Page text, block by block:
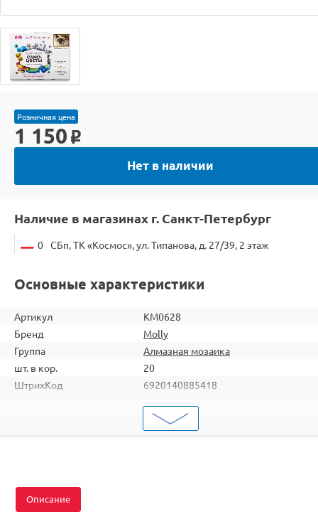
Розничная цена
1 150 o
Нет в наличии
Наличие в магазинах г. Санкт-Петербург
0 СБп, ТК «Космос», ул. Типанова, д. 27/39, 2 этаж
Основные характеристики
Артикул
KM0628
Бренд
Molly
Группа
Алмазная мозаика
шт. в кор.
20
ШтрихКод
6920140885418
Животные
Описание